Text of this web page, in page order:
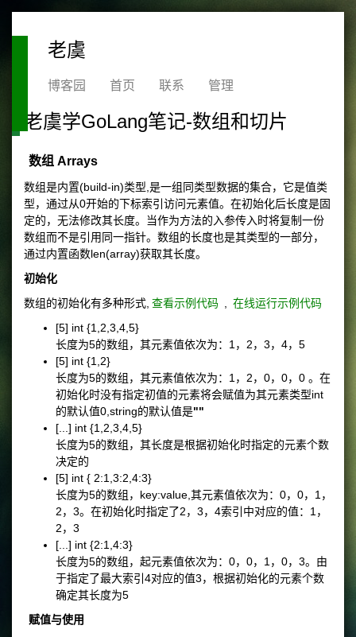
老虞
博客园 首页 联系 管理
老虞学GoLang笔记-数组和切片
数组 Arrays
数组是内置(build-in)类型,是一组同类型数据的集合，它是值类
型，通过从0开始的下标索引访问元素值。在初始化后长度是固
定的，无法修改其长度。当作为方法的入参传入时将复制一份
数组而不是引用同一指针。数组的长度也是其类型的一部分，
通过内置函数len(array)获取其长度。
初始化
数组的初始化有多种形式, 查看示例代码
在线运行示例代码
[5] int {1,2,3,4,5}
长度为5的数组，其元素值依次为：1，2，3，4，5
[5] int {1,2}
长度为5的数组，其元素值依次为：1，2，0，0，0 。在
初始化时没有指定初值的元素将会赋值为其元素类型int
的默认值0,string的默认值是""
[...] int {1,2,3,4,5}
长度为5的数组，其长度是根据初始化时指定的元素个数
决定的
[5] int { 2:1,3:2,4:3}
长度为5的数组，key:value,其元素值依次为：0，0，1，
2，3。在初始化时指定了2，3，4索引中对应的值：1，
2，3
[...] int {2:1,4:3}
长度为5的数组，起元素值依次为：0，0，1，0，3。由
于指定了最大索引4对应的值3，根据初始化的元素个数
确定其长度为5
赋值与使用